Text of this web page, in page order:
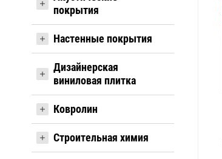
покрытия
Настенные покрытия
Дизайнерская
виниловая плитка
Ковролин
Строительная химия